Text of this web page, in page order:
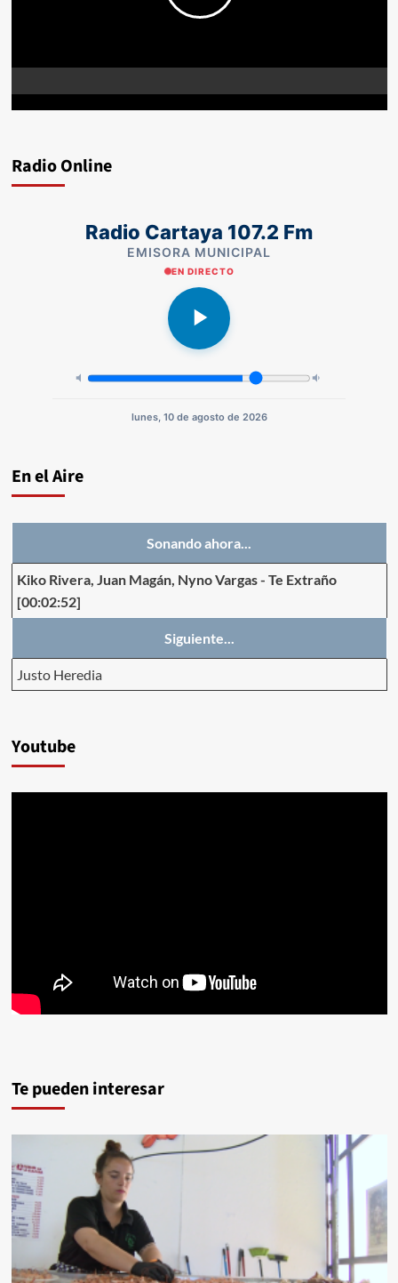
Radio Online
Radio Cartaya 107.2 Fm
EMISORA MUNICIPAL
EN DIRECTO
lunes, 10 de agosto de 2026
En el Aire
Sonando ahora...
Kiko Rivera, Juan Magán, Nyno Vargas- Te Extraño
[00:02:52]
Siguiente...
Justo Heredia
Youtube
Te pueden interesar